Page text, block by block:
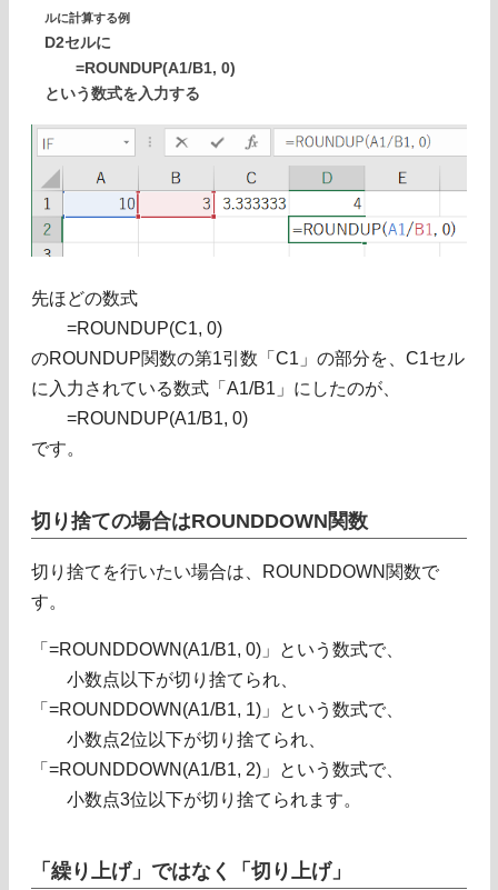
ルに計算する例
D2セルに
=ROUNDUP(A1/B1, 0)
という数式を入力する
先ほどの数式
=ROUNDUP(C1, 0)
のROUNDUP関数の第1引数「C1」の部分を、C1セル
に入力されている数式「A1/B1」にしたのが、
=ROUNDUP(A1/B1, 0)
です。
切り捨ての場合はROUNDDOWN関数
切り捨てを行いたい場合は、ROUNDDOWN関数で
す。
「=ROUNDDOWN(A1/B1, 0)」という数式で、
小数点以下が切り捨てられ、
「=ROUNDDOWN(A1/B1, 1)」という数式で、
小数点2位以下が切り捨てられ、
「=ROUNDDOWN(A1/B1, 2)」という数式で、
小数点3位以下が切り捨てられます。
「繰り上げ」ではなく「切り上げ」